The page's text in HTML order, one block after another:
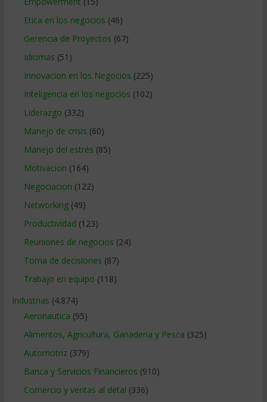
Etica en los negocios (46)
Gerencia de Proyectos (67)
Idiomas (51)
Innovacion en los Negocios (225)
Inteligencia en los negocios (102)
Liderazgo (332)
Manejo de crisis (60)
Manejo del estrés (85)
Motivacion (164)
Negociacion (122)
Networking(49)
Productividad (123)
Reuniones de negocios (24)
Toma de decisiones (87)
Trabajo en equipo (118)
Industrias (4.874)
Aeronautica (95)
Alimentos, Agricultura, Ganaderia y Pesca (325)
Automotriz(379)
Banca y Servicios Financieros (910)
Comercio y ventas al detal (336)